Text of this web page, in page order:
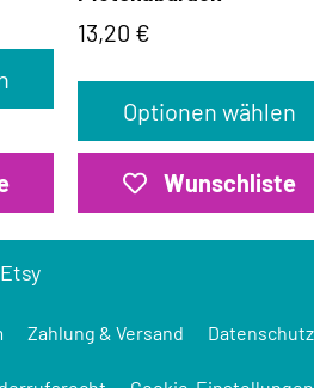
13,20 €
Optionen wählen
Wunschliste
Etsy
Zahlung & Versand Datenschutz